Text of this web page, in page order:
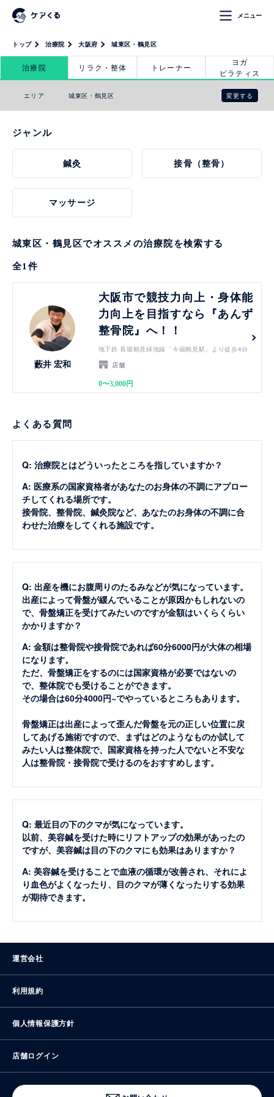
メニュー
トップ 治療院 大阪府 城東区・鶴見区
治療院 リラク・整体 トレーナー
ヨガ
ピラティス
エリア 城東区・鶴見区 変更する
ジャンル
鍼灸 接骨（整骨）
マッサージ
城東区・鶴見区でオススメの治療院を検索する
全1 件
藪井 宏和
大阪市で競技力向上・身体能
力向上を目指すなら『あんず
整骨院』へ！！
地下鉄 長堀鶴見緑地線「今福鶴見駅」より徒歩4分
店舗
0〜3,000円
よくある質問
Q: 治療院とはどういったところを指していますか？
A: 医療系の国家資格者があなたのお身体の不調にアプロー
チしてくれる場所です。
接骨院、整骨院、鍼灸院など、あなたのお身体の不調に合
わせた治療をしてくれる施設です。
Q: 出産を機にお腹周りのたるみなどが気になっています。
出産によって骨盤が緩んでいることが原因かもしれないの
で、骨盤矯正を受けてみたいのですが金額はいくらくらい
かかりますか？
A: 金額は整骨院や接骨院であれば60分6000円が大体の相場
になります。
ただ、骨盤矯正をするのには国家資格が必要ではないの
で、整体院でも受けることができます。
その場合は60分4000円~でやっているところもあります。
骨盤矯正は出産によって歪んだ骨盤を元の正しい位置に戻
してあげる施術ですので、まずはどのようなものか試して
みたい人は整体院で、国家資格を持った人でないと不安な
人は整骨院・接骨院で受けるのをおすすめします。
Q: 最近目の下のクマが気になっています。
以前、美容鍼を受けた時にリフトアップの効果があったの
ですが、美容鍼は目の下のクマにも効果はありますか？
A: 美容鍼を受けることで血液の循環が改善され、それによ
り血色がよくなったり、目のクマが薄くなったりする効果
が期待できます。
運営会社
利用規約
個人情報保護方針
店舗ログイン